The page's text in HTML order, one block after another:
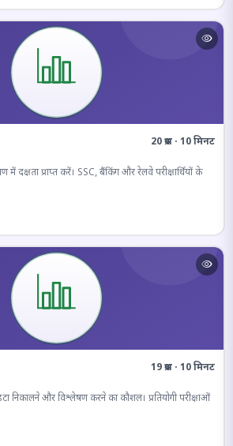
20 प्रश्न · 10 मिनट
दक्षता प्राप्त करें। SSC, बैंकिंग और रेलवे परीक्षार्थियों के
19 प्रश्न · 10 मिनट
निकालने और विश्लेषण करने का कौशल। प्रतियोगी परीक्षाओं